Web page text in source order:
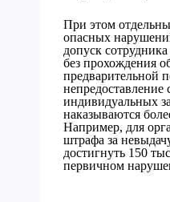
При этом
опасных
допуск
без прохождения
предварительной
непредоставление
индивидуальных
наказываются
Например, для
штрафа за
достигнуть 150
первичном